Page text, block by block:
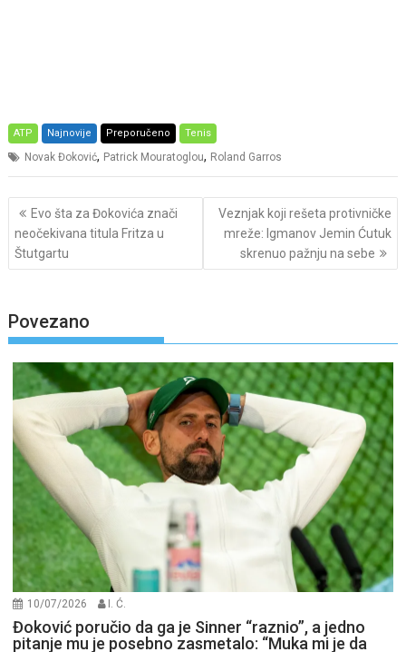
ATP Najnovije Preporučeno Tenis
Novak Đoković, Patrick Mouratoglou, Roland Garros
Post
navigation
Evo šta za Đokovića znači
neočekivana titula Fritza u
Štutgartu
Veznjak koji rešeta protivničke
mreže: Igmanov Jemin Ćutuk
skrenuo pažnju na sebe
Povezano
10/07/2026 I. Ć.
Đoković poručio da ga je Sinner “raznio”, a jedno
pitanje mu je posebno zasmetalo: “Muka mi je da